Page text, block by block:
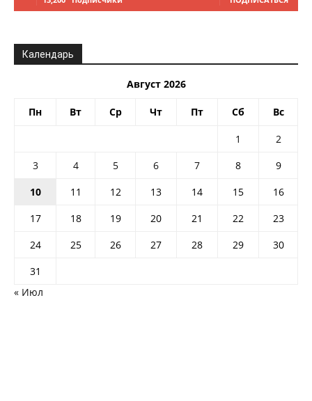
Календарь
Август 2026
Пн Вт Ср Чт Пт Сб Вс
1
2
3
4 5 6 7 8
9
10
11 12 13 14 15
16
17
18 19 20 21 22
23
24
25 26 27 28 29
30
31
« Июл